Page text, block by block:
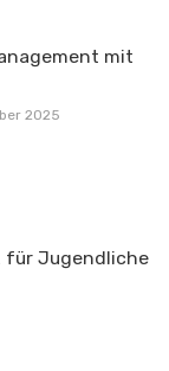
mit
2025
für Jugendliche